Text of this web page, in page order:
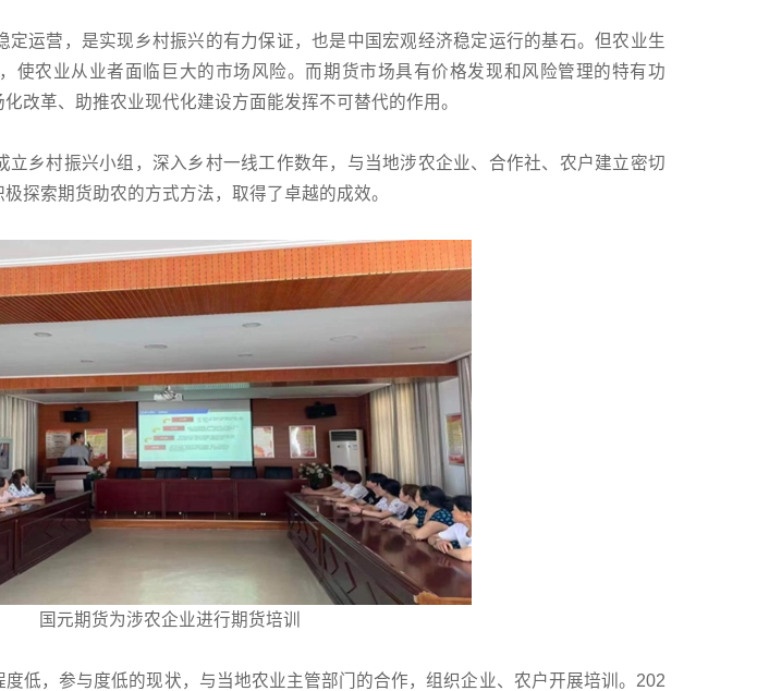
运营，是实现乡村振兴的有力保证，也是中国宏观经济稳定运行的基石。但农业生
使农业从业者面临巨大的市场风险。而期货市场具有价格发现和风险管理的特有功
改革、助推农业现代化建设方面能发挥不可替代的作用。
立乡村振兴小组，深入乡村一线工作数年，与当地涉农企业、合作社、农户建立密切
探索期货助农的方式方法，取得了卓越的成效。
国元期货为涉农企业进行期货培训
低，参与度低的现状，与当地农业主管部门的合作，组织企业、农户开展培训。202